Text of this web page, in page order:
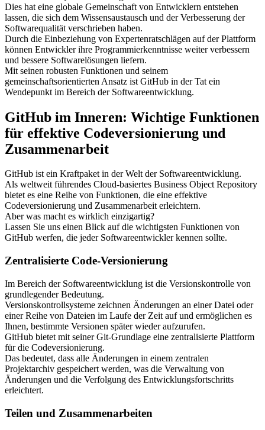
Dies hat eine globale Gemeinschaft von Entwicklern entstehen
lassen, die sich dem Wissensaustausch und der Verbesserung der
Softwarequalität verschrieben haben.
Durch die Einbeziehung von Expertenratschlägen auf der Plattform
können Entwickler ihre Programmierkenntnisse weiter verbessern
und bessere Softwarelösungen liefern.
Mit seinen robusten Funktionen und seinem
gemeinschaftsorientierten Ansatz ist GitHub in der Tat ein
Wendepunkt im Bereich der Softwareentwicklung.
GitHub im Inneren: Wichtige Funktionen
für effektive Codeversionierung und
Zusammenarbeit
GitHub ist ein Kraftpaket in der Welt der Softwareentwicklung.
Als weltweit führendes Cloud-basiertes Business Object Repository
bietet es eine Reihe von Funktionen, die eine effektive
Codeversionierung und Zusammenarbeit erleichtern.
Aber was macht es wirklich einzigartig?
Lassen Sie uns einen Blick auf die wichtigsten Funktionen von
GitHub werfen, die jeder Softwareentwickler kennen sollte.
Zentralisierte Code-Versionierung
Im Bereich der Softwareentwicklung ist die Versionskontrolle von
grundlegender Bedeutung.
Versionskontrollsysteme zeichnen Änderungen an einer Datei oder
einer Reihe von Dateien im Laufe der Zeit auf und ermöglichen es
Ihnen, bestimmte Versionen später wieder aufzurufen.
GitHub bietet mit seiner Git-Grundlage eine zentralisierte Plattform
für die Codeversionierung.
Das bedeutet, dass alle Änderungen in einem zentralen
Projektarchiv gespeichert werden, was die Verwaltung von
Änderungen und die Verfolgung des Entwicklungsfortschritts
erleichtert.
Teilen und Zusammenarbeiten